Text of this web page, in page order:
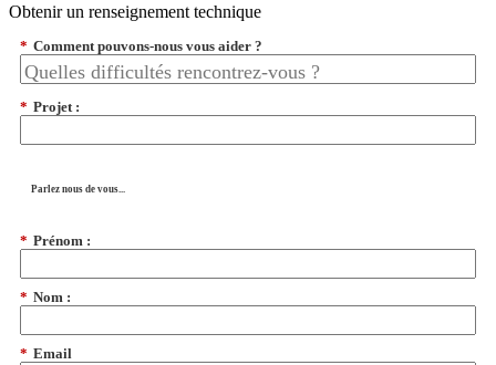
Obtenir un renseignement technique
* Comment pouvons-nous vous aider ?
* Projet :
Parlez nous de vous...
* Prénom :
* Nom :
* Email